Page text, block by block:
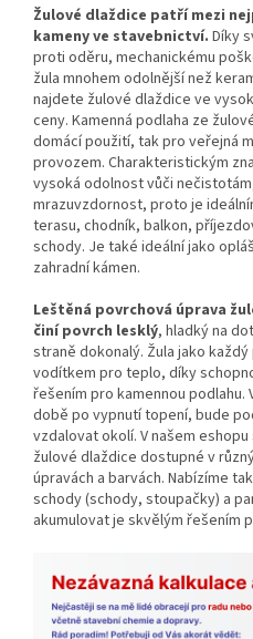
Žulové dlaždice patří mezi
kameny ve stavebnictví. Díky
proti oděru, mechanickému
žula mnohem odolnější než
najdete žulové dlaždice ve
ceny. Kamenná podlaha ze
domácí použití, tak pro veřejná
provozem. Charakteristickým
vysoká odolnost vůči
mrazuvzdornost, proto je
terasu, chodník, balkon,
schody. Je také ideální jako
zahradní kámen.
Leštěná povrchová úprava
činí povrch lesklý, hladký na
straně dokonalý. Žula jako
vodítkem pro teplo, díky
řešením pro kamennou podlahu.
době po vypnutí topení, bude
vzdalovat okolí. V našem
žulové dlaždice dostupné v
úpravách a barvách. Nabízíme
schody (schody, stoupačky) a
akumulovat je skvělým řešením